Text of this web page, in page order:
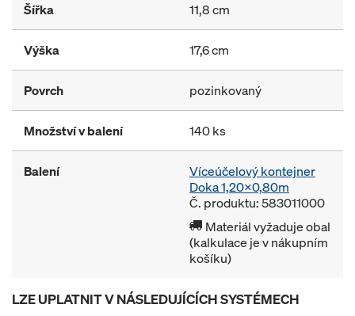
Šířka 11,8 cm
Výška 17,6 cm
Povrch pozinkovaný
Množství v balení 140 ks
Balení
Víceúčelový kontejner
Doka 1,20x0,80m
Č. produktu: 583011000
Materiál vyžaduje obal
(kalkulace je v nákupním
košíku)
LZE UPLATNIT V NÁSLEDUJÍCÍCH SYSTÉMECH